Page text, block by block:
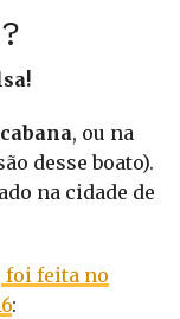
, ou na
desse boato).
na cidade de
foi feita no
: